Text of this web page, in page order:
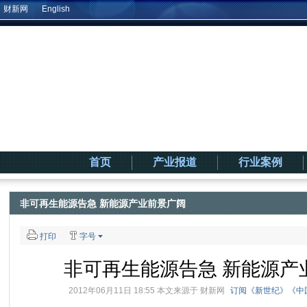
财新网 English
首页 产业报道 行业案例
非可再生能源告急 新能源产业前景广阔
打印 字号
非可再生能源告急 新能源产
2012年06月11日 18:55 本文来源于 财新网 订阅《新世纪》《中